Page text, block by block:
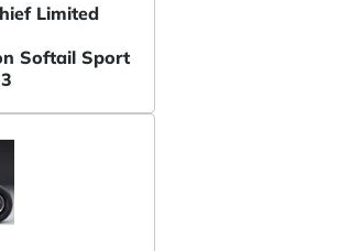
Limited
Softail Sport